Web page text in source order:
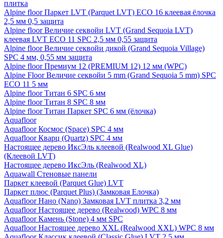
плитка
Alpine floor Паркет LVT (Parquet LVT) ECO 16 клеевая ёлочка
2,5 мм 0,5 защита
Alpine floor Величие секвойи LVT (Grand Sequoia LVT)
клеевая LVT ECO 11 SPC 2,5 мм 0,55 защита
Alpine floor Величие секвойи дикой (Grand Sequoia Village)
SPC 4 мм, 0,55 мм защита
Alpine floor Премиум 12 (PREMIUM 12) 12 мм (WPC)
Alpine Floor Величие секвойи 5 mm (Grand Sequoia 5 mm) SPC
ECO 11 5 мм
Alpine floor Титан 6 SPC 6 мм
Alpine floor Титан 8 SPC 8 мм
Alpine floor Титан Паркет SPC 6 мм (ёлочка)
Aquafloor
Aquafloor Космос (Space) SPC 4 мм
Aquafloor Кварц (Quartz) SPC 4 мм
Настоящее дерево ИксЭль клеевой (Realwood XL Glue)
(Клеевой LVT)
Настоящее дерево ИксЭль (Realwood XL)
Aquawall Стеновые панели
Паркет клеевой (Parquet Glue) LVT
Паркет плюс (Parquet Plus) (Замковая Елочка)
Aquafloor Нано (Nano) Замковая LVT плитка 3,2 мм
Aquafloor Настоящее дерево (Realwood) WPC 8 мм
Aquafloor Камень (Stone) 4 мм SPC
Aquafloor Настоящее дерево XXL (Realwood XXL) WPC 8 мм